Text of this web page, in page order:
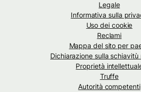
Legale
Informativa sulla
Uso dei cookie
Reclami
Mappa del sito per
Dichiarazione sulla schiavitù
Proprietà
Truffe
Autorità competenti